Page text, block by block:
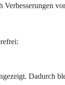
Dadurch